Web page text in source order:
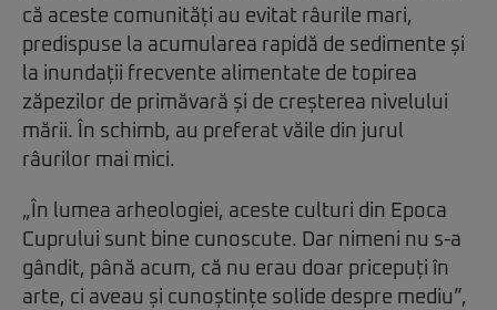
că aceste comunități au evitat râurile mari,
predispuse la acumularea rapidă de sedimente și
la inundații frecvente alimentate de topirea
zăpezilor de primăvară și de creșterea nivelului
mării. În schimb, au preferat văile din jurul
râurilor mai mici.
„În lumea arheologiei, aceste culturi din Epoca
Cuprului sunt bine cunoscute. Dar nimeni nu s-a
gândit, până acum, că nu erau doar pricepuți în
arte, ci aveau și cunoștințe solide despre mediu”,